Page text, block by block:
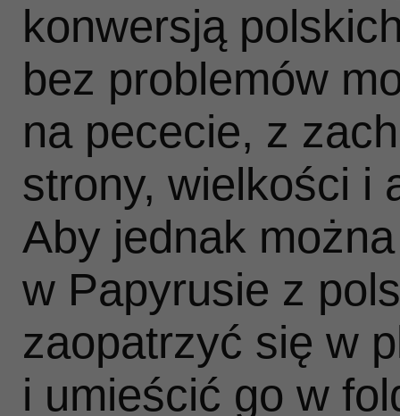
konwersją
bez problemów
na pececie, z
strony, wielkości i
Aby jednak
w Papyrusie z
zaopatrzyć się w
i umieścić go w